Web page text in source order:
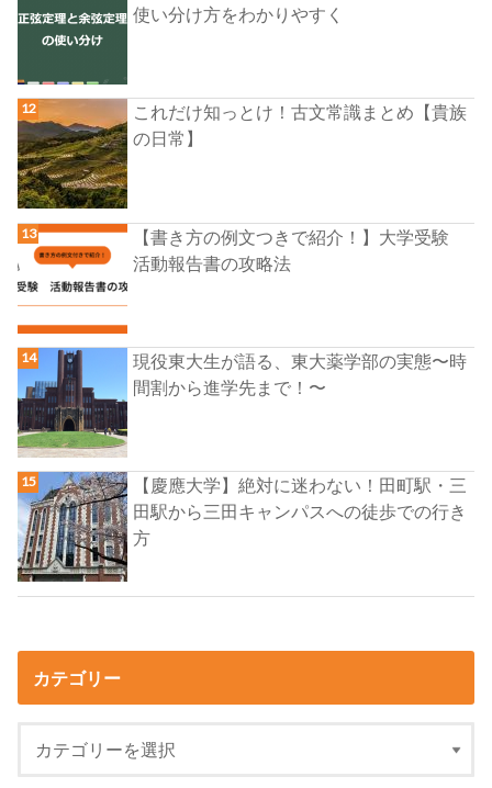
使い分け方をわかりやすく
これだけ知っとけ！古文常識まとめ【貴族
の日常】
【書き方の例文つきで紹介！】大学受験
活動報告書の攻略法
現役東大生が語る、東大薬学部の実態〜時
間割から進学先まで！〜
【慶應大学】絶対に迷わない！田町駅・三
田駅から三田キャンパスへの徒歩での行き
方
カテゴリー